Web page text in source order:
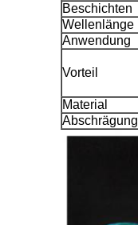
Beschichten
Wellenlänge
Anwendung
Vorteil
Material
Abschrägung